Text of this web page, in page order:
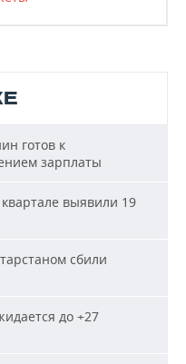
готов к
зарплаты
выявили 19
сбили
до +27